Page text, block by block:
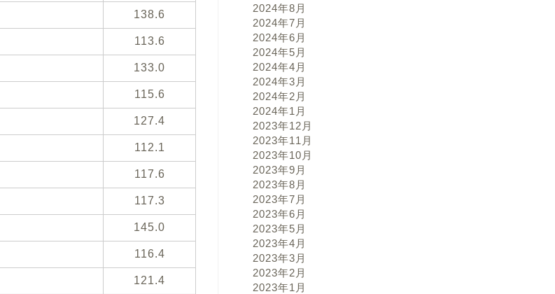
138.6
113.6
133.0
115.6
127.4
112.1
117.6
117.3
145.0
116.4
121.4
2024年8月
2024年7月
2024年6月
2024年5月
2024年4月
2024年3月
2024年2月
2024年1月
2023年12月
2023年11月
2023年10月
2023年9月
2023年8月
2023年7月
2023年6月
2023年5月
2023年4月
2023年3月
2023年2月
2023年1月